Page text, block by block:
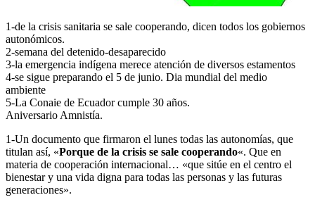
1-de la crisis sanitaria se sale cooperando, dicen todos los gobiernos
autonómicos.
2-semana del detenido-desaparecido
3-la emergencia indígena merece atención de diversos estamentos
4-se sigue preparando el 5 de junio. Dia mundial del medio
ambiente
5-La Conaie de Ecuador cumple 30 años.
Aniversario Amnistía.
1-Un documento que firmaron el lunes todas las autonomías, que
titulan así, «Porque de la crisis se sale cooperando«. Que en
materia de cooperación internacional… «que sitúe en el centro el
bienestar y una vida digna para todas las personas y las futuras
generaciones».